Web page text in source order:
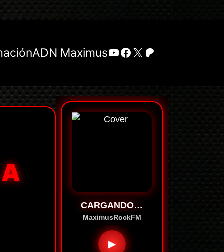
ADN MaximusYouTube
Facebook
X Patreon
CARGANDO…
MaximusRockFM
▶